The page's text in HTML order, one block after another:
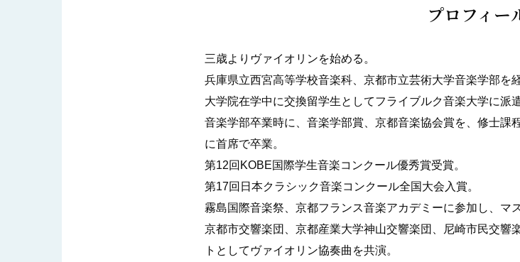
プロフィー
三歳よりヴァイオリンを始める。
兵庫県立西宮高等学校音楽科、京都市立芸術大学音楽学部を
大学院在学中に交換留学生としてフライブルク音楽大学に派
音楽学部卒業時に、音楽学部賞、京都音楽協会賞を、修士課
に首席で卒業。
第12回KOBE国際学生音楽コンクール優秀賞受賞。
第17回日本クラシック音楽コンクール全国大会入賞。
霧島国際音楽祭、京都フランス音楽アカデミーに参加し、マ
京都市交響楽団、京都産業大学神山交響楽団、尼崎市民交響
トとしてヴァイオリン協奏曲を共演。